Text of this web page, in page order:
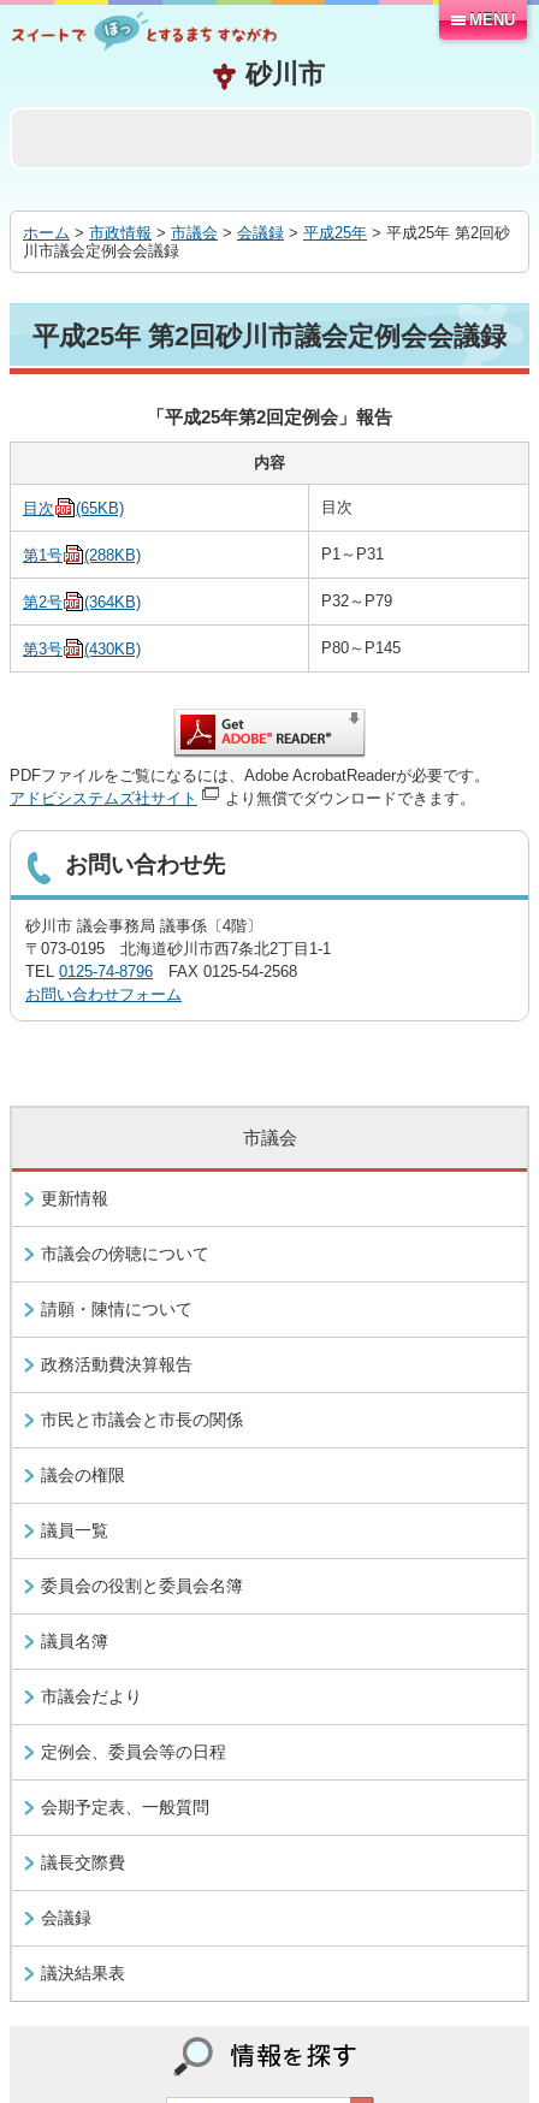
る
MENU
ホーム > 市政情報 > 市議会 > 会議録 > 平成25年 > 平成25年 第2回砂
川市議会定例会会議録
平成25年 第2回砂川市議会定例会会議録
「平成25年第2回定例会」報告
内容
目次 (65KB) 目次
第1号 (288KB) P1～P31
第2号 (364KB) P32～P79
第3号 (430KB) P80～P145
PDFファイルをご覧になるには、Adobe AcrobatReaderが必要です。
アドビシステムズ社サイト
より無償でダウンロードできます。
お問い合わせ先
砂川市 議会事務局 議事係〔4階〕
〒073-0195 北海道砂川市西7条北2丁目1-1
TEL 0125-74-8796 FAX 0125-54-2568
お問い合わせフォーム
市議会
更新情報
市議会の傍聴について
請願・陳情について
政務活動費決算報告
市民と市議会と市長の関係
議会の権限
議員一覧
委員会の役割と委員会名簿
議員名簿
市議会だより
定例会、委員会等の日程
会期予定表、一般質問
議長交際費
会議録
議決結果表